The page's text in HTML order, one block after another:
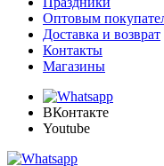
Оптовым
Доставка и возврат
Контакты
Магазины
ВКонтакте
Youtube